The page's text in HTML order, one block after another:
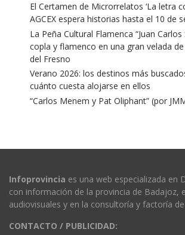
El Certamen de Microrrelatos ‘La letra
AGCEX espera historias hasta el 10 de
La Peña Cultural Flamenca “Juan Carlos
copla y flamenco en una gran velada
del Fresno
Verano 2026: los destinos más
cuánto cuesta alojarse en ellos
“Carlos Menem y Pat Oliphant” (por
Infoprovincia es una web especializada en
con información de la provincia de Badajoz,
audiovisuales y en la consultoría y factoría
CONTACTO / PUBLICIDAD: